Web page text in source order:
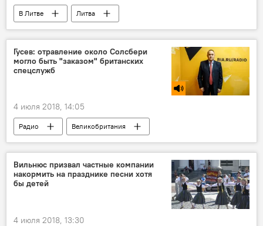
В Литве Литва
Гусев: отравление около Солсбери
могло быть "заказом" британских
спецслужб
4 июля 2018, 14:05
Радио
Великобритания
Сергей Скрипаль
Юлия Скрипаль
Вильнюс призвал частные компании
накормить на празднике песни хотя
бы детей
4 июля 2018, 13:30